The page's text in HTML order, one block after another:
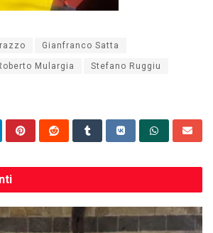
Gianfranco Satta
Mulargia Stefano Ruggiu